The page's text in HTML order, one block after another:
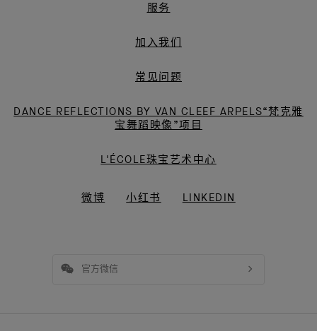
服务
加入我们
常见问题
DANCE REFLECTIONS BY VAN CLEEF ARPELS“梵克雅
宝舞蹈映像”项目
L'ÉCOLE珠宝艺术中心
微博 小红书 LINKEDIN
官方微信